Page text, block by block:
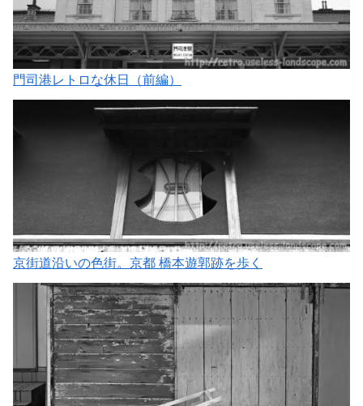
門司港レトロな休日（前編）
京街道沿いの色街。京都 橋本遊郭跡を歩く